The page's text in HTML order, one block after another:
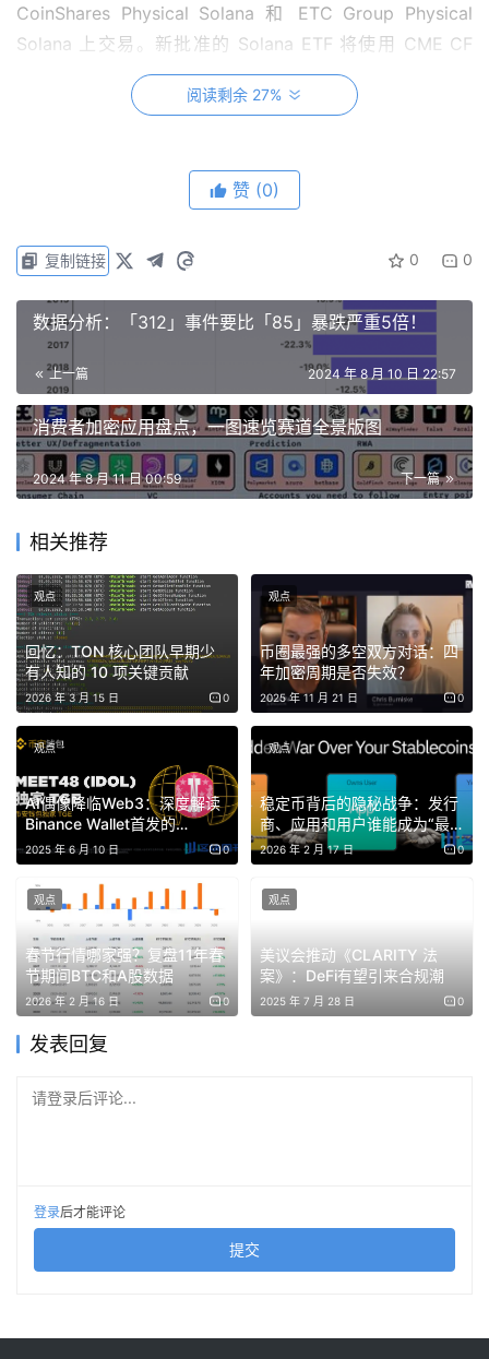
CoinShares Physical Solana 和 ETC Group Physical
Solana 上交易。新批准的 Solana ETF 将使用 CME CF
Solana 美元参考利率 F 作为参考价格，确保可靠、透明地
衡量 Solana 的美元价值。
与 Solana ETP 和基准利率的比较
Facilities (CF) 制定，汇总了来自多个值得信赖的交易所的
数据，为 Solana 提供准确的报价。
此外，还会进一步过滤信息以去除噪音和市场异常，从而获
取 Solana 随时间变化的加权平均价格。
QR 率先在巴西推出了现货 ETF，并成为南美国家首家推出
国证券交易委员会的现行政策，VanEck 在美国申请
Solana 现货 ETF 不太可能在短期内获得批准。
阅读剩余 27%
免责声明：本文提供的信息不是交易建议。BlockWeeks.com
不对根据本文提供的信息所做的任何投资承担责任。我们强烈
建议在做出任何投资决策之前进行独立研究或咨询合格的专业
人士。
赞 (0)
0 0
复制链接
数据分析：「312」事件要比「85」暴跌严重5倍！
上一篇 2024 年 8 月 10 日 22:57
消费者加密应用盘点，一图速览赛道全景版图
下一篇
2024 年 8 月 11 日 00:59
相关推荐
回忆：TON 核心团队早期少
有人知的 10 项关键贡献
2026 年 3 月 15 日 0
观点
币圈最强的多空双方对话：四
年加密周期是否失效？
2025 年 11 月 21 日 0
观点
AI偶像降临Web3：深度解读
Binance Wallet首发的
MEET48，粉丝经济的下一个
引爆点？
2025 年 6 月 10 日 0
观点
稳定币背后的隐秘战争：发行
商、应用和用户谁能成为“最
大赢家”？ | BlockWeeks
2026 年 2 月 17 日 0
观点
春节行情哪家强？复盘11年春
节期间BTC和A股数据
2026 年 2 月 16 日 0
观点
美议会推动《CLARITY 法
案》：DeFi有望引来合规潮
2025 年 7 月 28 日 0
观点
发表回复
请登录后评论...
登录后才能评论
提交